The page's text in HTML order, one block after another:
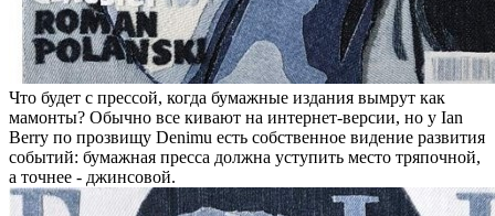
Что будет с прессой, когда бумажные издания вымрут как
мамонты? Обычно все кивают на интернет-версии, но у Ian
Berry по прозвищу Denimu есть собственное видение развития
событий: бумажная пресса должна уступить место тряпочной,
а точнее - джинсовой.